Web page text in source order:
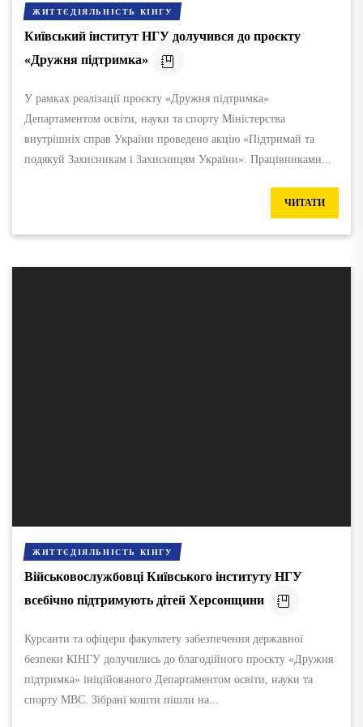
ЖИТТЄДІЯЛЬНІСТЬ КІНГУ
Київський інститут НГУ долучився до проєкту
«Дружня підтримка»
У рамках реалізації проєкту «Дружня підтримка»
Департаментом освіти, науки та спорту Міністерства
внутрішніх справ України проведено акцію «Підтримай та
подякуй Захисникам і Захисницям України». Працівниками...
ЧИТАТИ
ЖИТТЄДІЯЛЬНІСТЬ КІНГУ
Військовослужбовці Київського інституту НГУ
всебічно підтримують дітей Херсонщини
Курсанти та офіцери факультету забезпечення державної
безпеки КІНГУ долучились до благодійного проєкту «Дружня
підтримка» ініційованого Департаментом освіти, науки та
спорту МВС. Зібрані кошти пішли на...